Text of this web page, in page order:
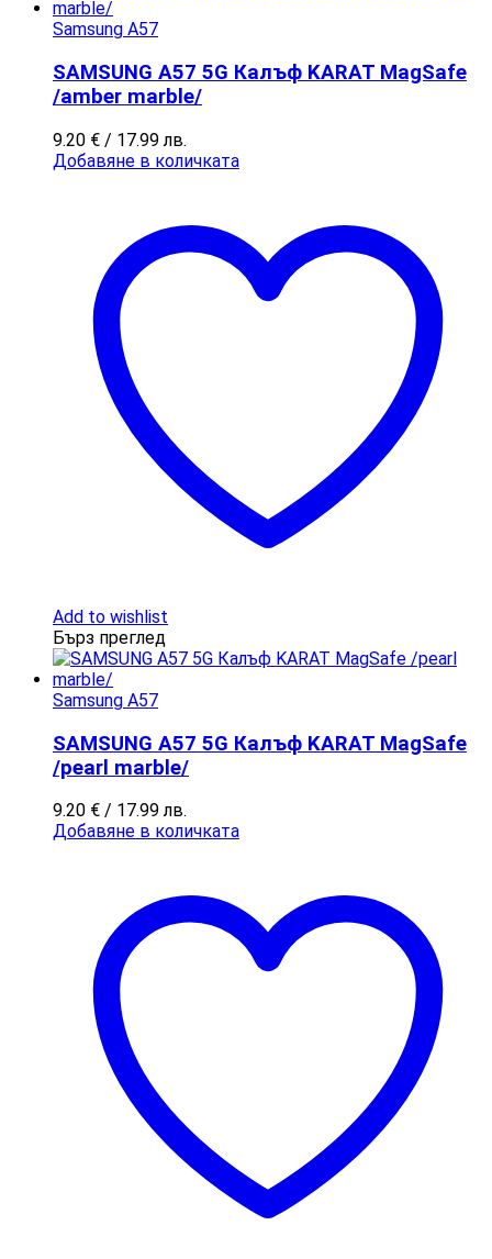
Samsung A57
SAMSUNG A57 5G Калъф KARAT MagSafe
/amber marble/
9.20 € / 17.99 лв.
Добавяне в количката
Add to wishlist
Бърз преглед
Samsung A57
SAMSUNG A57 5G Калъф KARAT MagSafe
/pearl marble/
9.20 € / 17.99 лв.
Добавяне в количката